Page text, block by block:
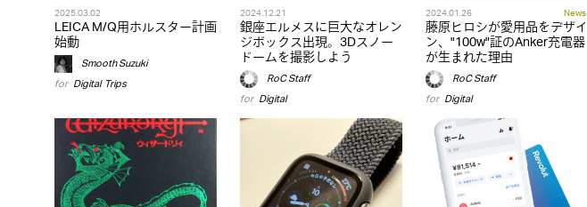
2025.03.02
LEICA M/Q用ホルスター計画
始動
Smooth Suzuki
for Digital,Trips
2024.12.21
銀座エルメスに巨大なオレン
ジボックス出現。3Dスノー
ドームを撮影しよう
RoC Staff
for Digital
2024.01.26 News
藤原ヒロシが愛用品をデザイ
ン、"100w"証のAnker充電器
が生まれた理由
RoC Staff
for Digital